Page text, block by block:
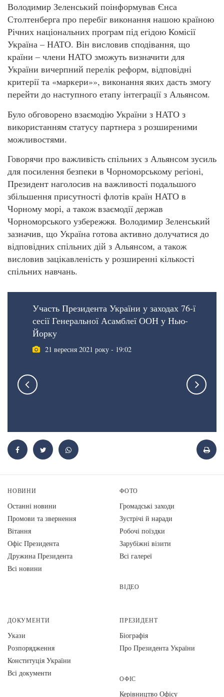
Володимир Зеленський поінформував Єнса
Столтенберга про перебіг виконання нашою країною
Річних національних програм під егідою Комісії
Україна – НАТО. Він висловив сподівання, що
країни – члени НАТО зможуть визначити для
України вичерпний перелік реформ, відповідні
критерії та «маркери»», виконання яких дасть змогу
перейти до наступного етапу інтеграції з Альянсом.
Було обговорено взаємодію України з НАТО з
використанням статусу партнера з розширеними
можливостями.
Говорячи про важливість спільних з Альянсом зусиль
для посилення безпеки в Чорноморському регіоні,
Президент наголосив на важливості подальшого
збільшення присутності флотів країн НАТО в
Чорному морі, а також взаємодії держав
Чорноморського узбережжя. Володимир Зеленський
зазначив, що Україна готова активно долучатися до
відповідних спільних дій з Альянсом, а також
висловив зацікавленість у розширенні кількості
спільних навчань.
Участь Президента України у заходах 76-ї
сесії Генеральної Асамблеї ООН у Нью-
Йорку
21 вересня 2021 року - 19:02
НОВИНИ
Останні новини
Промови та звернення
Вiтання
Офіс Президента
Дружина Президента
Всі новини
ФОТО
Громадські заходи
Зустрічі й наради
Робочі поїздки
Зарубіжні візити
Всі галереї
ВІДЕО
ДОКУМЕНТИ
Укази
Розпорядження
Конституція України
Всі документи
ПРЕЗИДЕНТ
Біографія
Про Президента України
ОФІС
Керівництво Офісу